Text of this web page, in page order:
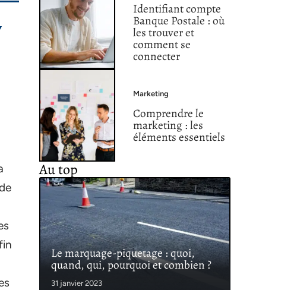
Identifiant compte
Banque Postale : où
les trouver et
comment se
connecter
Marketing
Comprendre le
marketing : les
éléments essentiels
Au top
Le marquage-piquetage : quoi,
quand, qui, pourquoi et combien ?
31 janvier 2023